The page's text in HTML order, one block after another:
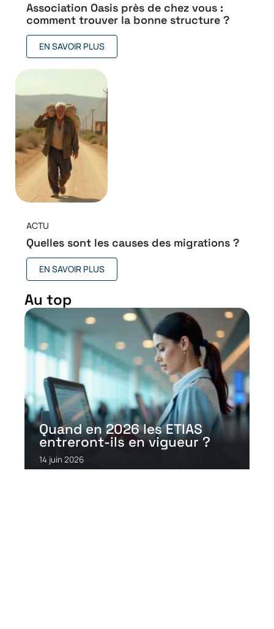
Association Oasis près de chez vous :
comment trouver la bonne structure ?
EN SAVOIR PLUS
ACTU
Quelles sont les causes des migrations ?
EN SAVOIR PLUS
Au top
Quand en 2026 les ETIAS
entreront-ils en vigueur ?
14 juin 2026